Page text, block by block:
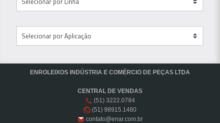
ENROLEIXOS INDÚSTRIA E COMÉRCIO DE PEÇAS LTDA
CENTRAL DE VENDAS
(51) 3222.0784
(51) 98915.1480
contato@enar.com.br